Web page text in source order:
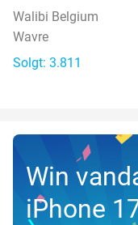
Walibi Belgium
Wavre
Solgt: 3.811
Win
iPhone